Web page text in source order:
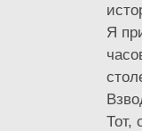
Я
Тот,